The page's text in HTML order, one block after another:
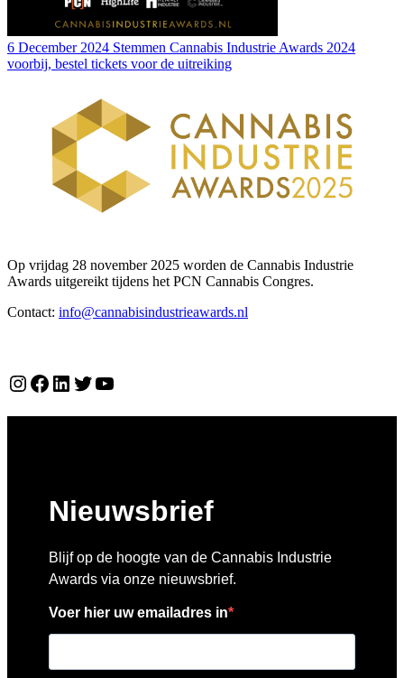
6 December 2024 Stemmen Cannabis Industrie Awards 2024
voorbij, bestel tickets voor de uitreiking
Op vrijdag 28 november 2025 worden de Cannabis Industrie
Awards uitgereikt tijdens het PCN Cannabis Congres.
Contact: info@cannabisindustrieawards.nl
Instagram
Facebook
LinkedIn
Twitter
YouTube